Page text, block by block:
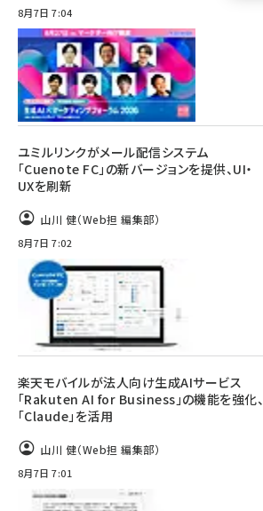
8月7日 7:04
ユミルリンクがメール配信システム
「Cuenote FC」の新バージョンを提供、UI・
UXを刷新
山川 健（Web担 編集部）
8月7日 7:02
楽天モバイルが法人向け生成AIサービス
「Rakuten AI for Business」の機能を強化、
「Claude」を活用
山川 健（Web担 編集部）
8月7日 7:01